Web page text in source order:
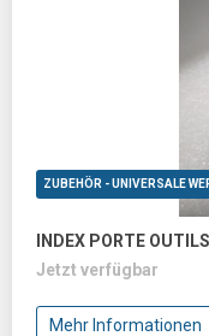
ZUBEHÖR - UNIVERSALE
INDEX PORTE
Jetzt verfügbar
Mehr Informationen